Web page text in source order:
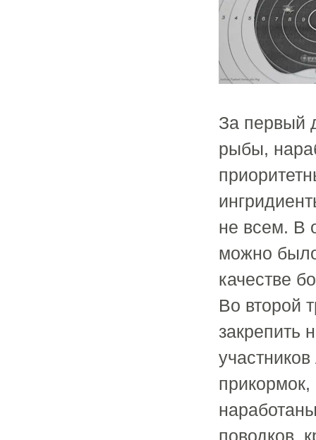
За первый
рыбы,
не всем. В
можно
качестве
Во второй
закрепить
поводков,